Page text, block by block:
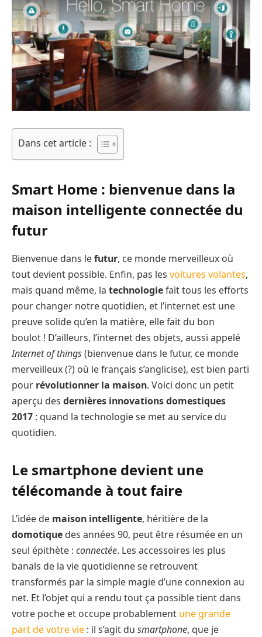
Dans cet article :
Smart Home : bienvenue dans la
maison intelligente connectée du
futur
Bienvenue dans lefutur, ce monde merveilleux où
tout devient possible. Enfin, pas les voitures volantes,
mais quand même, la technologiefait tous les efforts
pour changer notre quotidien, et l’internet est une
preuve solide qu’en la matière, elle fait du bon
boulot ! D’ailleurs, l’internet des objets, aussi appelé
Internet of things(bienvenue dans le futur, ce monde
merveilleux (?) où le français s’anglicise), est bien parti
pour révolutionner la maison. Voici donc un petit
aperçu des dernières innovations domestiques
2017 : quand la technologie se met au service du
quotidien.
Le smartphone devient une
télécomande à tout faire
L’idée de maison intelligente, héritière de la
domotique des années 90, peut être résumée en un
seul épithète : connectée. Les accessoires les plus
banals de la vie quotidienne se retrouvent
transformés par la simple magie d’une connexion au
net. Et l’objet qui a rendu tout ça possible tient dans
votre poche et occupe probablement une grande
part de votre vie : il s’agit du smartphone, que je